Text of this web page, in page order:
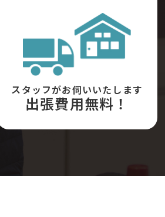
スタッフがお伺いいたします
出張費用無料！